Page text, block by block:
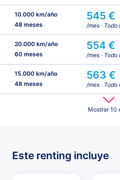
10.000 km/año
48 meses
545 €
/mes· Todo
20.000 km/año
60 meses
554 €
/mes ·
15.000 km/año
48 meses
563 €
/mes· Todo
581 €
/mes· Todo
582 €
/mes· Todo
587 €
/mes· Todo
602 €
/mes· Todo
612 €
/mes· Todo
623 €
/mes· Todo
623 €
/mes· Todo
646 €
/mes· Todo
654 €
/mes· Todo
686 €
/mes· Todo
Mostrar 10
Este renting incluye